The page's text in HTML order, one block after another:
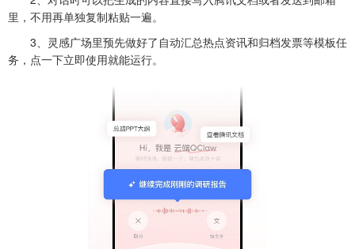
里，不用再单独复制粘贴一遍。
3、灵感广场里预先做好了自动汇总热点资讯和归档发票等模板任
务，点一下立即使用就能运行。